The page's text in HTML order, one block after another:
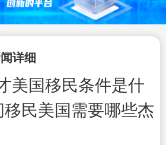
详细
美国移民条件是什
民美国需要哪些杰